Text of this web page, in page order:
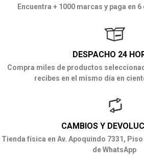
Encuentra + 1000 marcas y paga en
DESPACHO 24
Compra miles de productos
recibes en el mismo día en
CAMBIOS Y
Tienda física en Av. Apoquindo 7331,
de WhatsApp